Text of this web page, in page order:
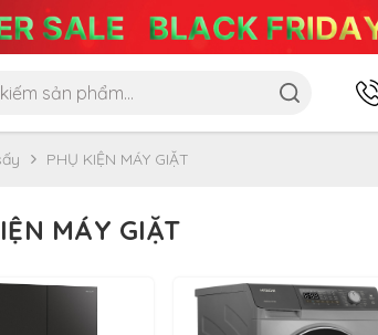
PHỤ KIỆN MÁY GIẶT
MÁY GIẶT